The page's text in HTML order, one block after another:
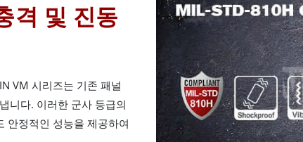
격 및 진동
VM 시리즈는 기존 패널
니다. 이러한 군사 등급의
안정적인 성능을 제공하여